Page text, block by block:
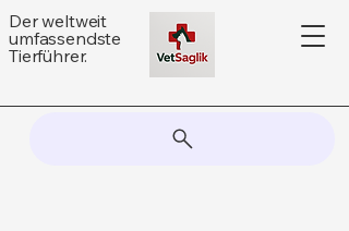
Der weltweit
umfassendste
Tierführer.